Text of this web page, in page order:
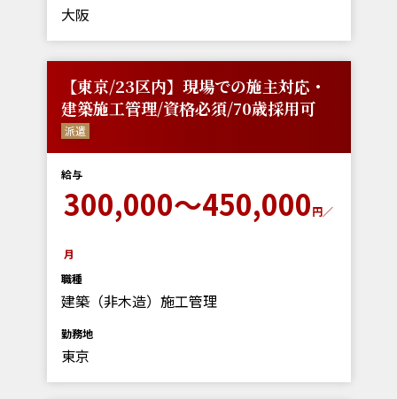
大阪
【東京/23区内】現場での施主対応・
建築施工管理/資格必須/70歳採用可
派遣
給与
300,000～450,000円／
月
職種
建築（非木造）施工管理
勤務地
東京